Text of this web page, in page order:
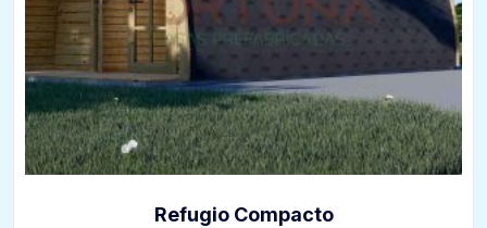
Refugio Compacto